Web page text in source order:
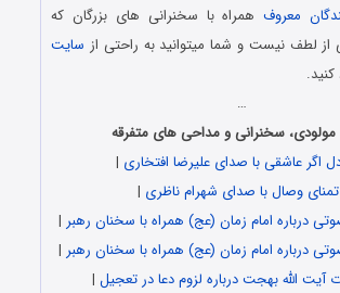
معروفهمراه با سخنرانی های بزرگان که
از لطف نیست و شما میتوانید به راحتی از سایت
کنید.
…
مولودی، سخنرانی و مداحی های متفرقه
اگر عاشقی با صدای علیرضا افتخاری |
تمنای وصال با صدای شهرام ناظری |
درباره امام زمان (عج) همراه با سخنان رهبر |
درباره امام زمان (عج) همراه با سخنان رهبر |
آیت الله بهجت درباره لزوم دعا در تعجیل |